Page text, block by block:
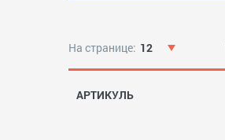
На странице: 12
АРТИКУЛЬ